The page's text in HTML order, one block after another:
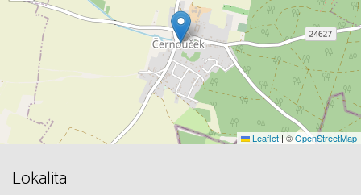
Leaflet | ©OpenStreetMap
Lokalita